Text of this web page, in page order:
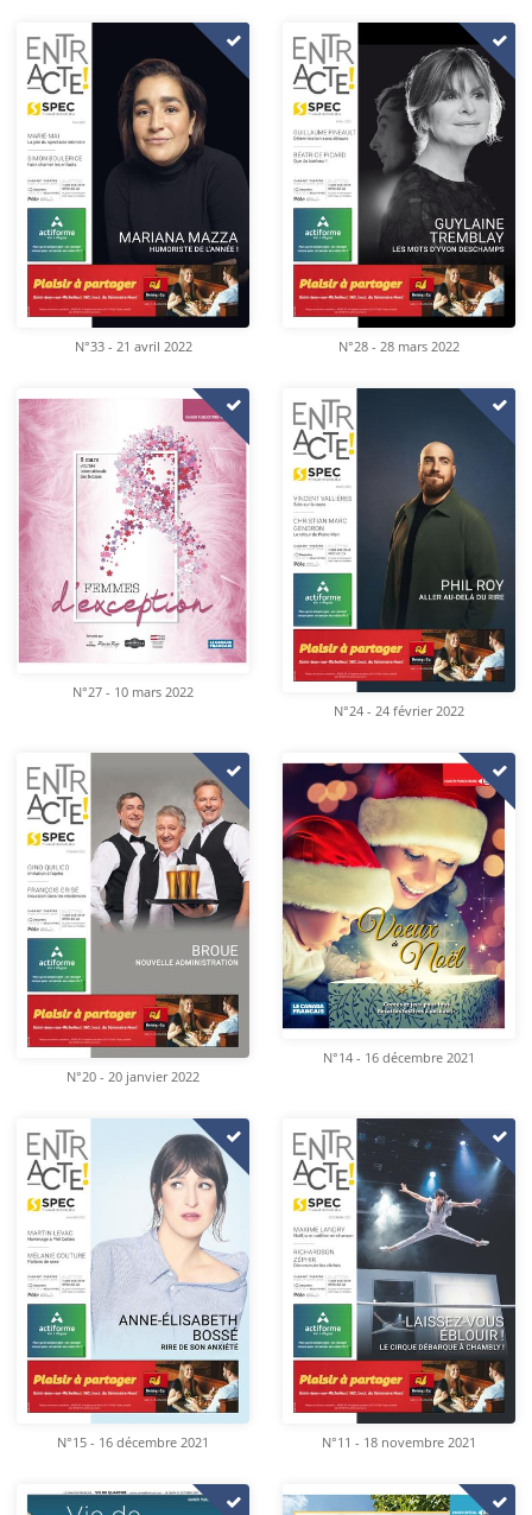
N°33 - 21 avril 2022 N°28 - 28 mars 2022
N°27 - 10 mars 2022
N°24 - 24 février 2022
N°20 - 20 janvier 2022
N°14 - 16 décembre 2021
N°15 - 16 décembre 2021 N°11 - 18 novembre 2021